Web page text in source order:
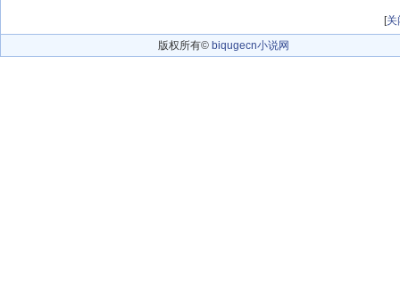
[关
版权所有© biqugecn小说网